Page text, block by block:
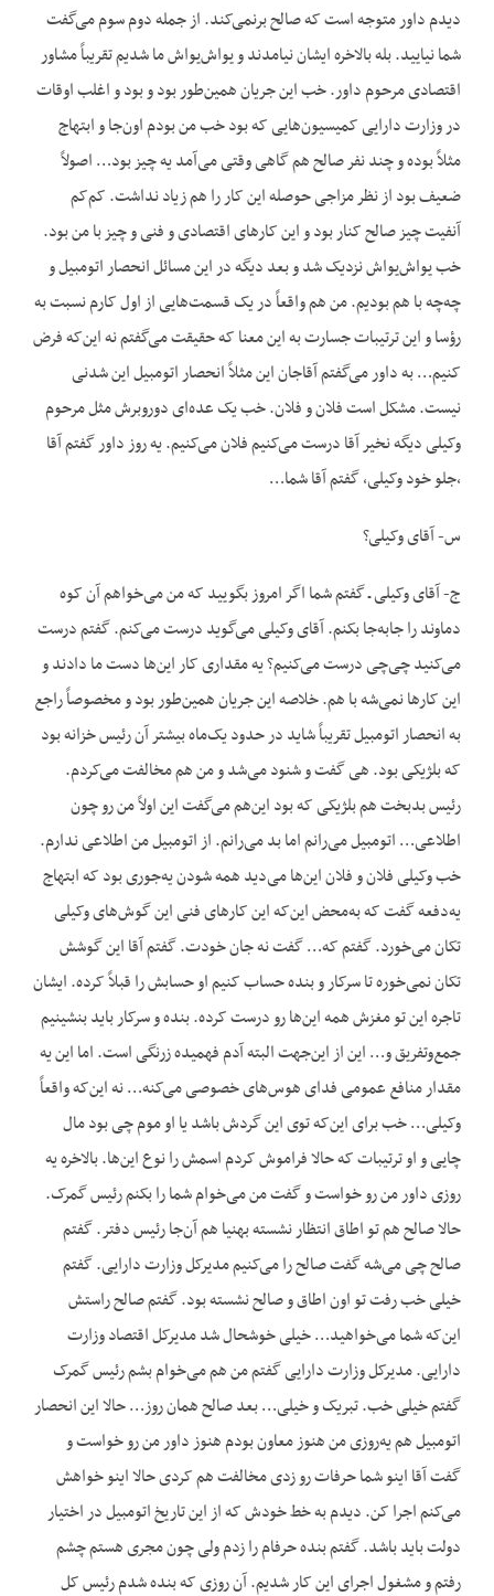
دیدم داور متوجه است که صالح برنمی‌کند. از جمله دوم سوم می‌گفت
شما نیایید. بله بالاخره ایشان نیامدند و یواش‌یواش ما شدیم تقریباً مشاور
اقتصادی مرحوم داور. خب این جریان همین‌طور بود و بود و اغلب اوقات
در وزارت دارایی کمیسیون‌هایی که بود خب من بودم اون‌جا و ابتهاج
مثلاً بوده و چند نفر صالح هم گاهی وقتی می‌آمد یه چیز بود… اصولاً
ضعیف بود از نظر مزاجی حوصله این کار را هم زیاد نداشت. کم‌کم
آنفیت چیز صالح کنار بود و این کارهای اقتصادی و فنی و چیز با من بود.
خب یواش‌یواش نزدیک شد و بعد دیگه در این مسائل انحصار اتومبیل و
چه‌چه با هم بودیم. من هم واقعاً در یک قسمت‌هایی از اول کارم نسبت به
رؤسا و این ترتیبات جسارت به این معنا که حقیقت می‌گفتم نه این‌که فرض
کنیم… به داور می‌گفتم آقاجان این مثلاً انحصار اتومبیل این شدنی
نیست. مشکل است فلان و فلان. خب یک عده‌ای دوروبرش مثل مرحوم
وکیلی دیگه نخیر آقا درست می‌کنیم فلان می‌کنیم. یه روز داور گفتم آقا
،جلو خود وکیلی، گفتم آقا شما…
س- آقای وکیلی؟
ج- آقای وکیلی ـ گفتم شما اگر امروز بگویید که من می‌خواهم آن‌ کوه
دماوند را جابه‌جا بکنم. آقای وکیلی می‌گوید درست می‌کنم. گفتم درست
می‌کنید چی‌چی درست می‌کنیم؟ یه مقداری کار این‌ها دست ما دادند و
این کارها نمی‌شه با هم. خلاصه این جریان همین‌طور بود و مخصوصاً راجع
به انحصار اتومبیل تقریباً شاید در حدود یک‌ماه بیشتر آن رئیس خزانه بود
که بلژیکی بود. هی گفت و شنود می‌شد و من هم مخالفت می‌کردم.
رئیس بدبخت هم بلژیکی که بود این‌هم می‌گفت این اولاً من رو چون
اطلاعی… اتومبیل می‌رانم اما بد می‌رانم. از اتومبیل من اطلاعی ندارم.
خب وکیلی فلان و فلان این‌ها می‌دید همه شودن یه‌جوری بود که ابتهاج
یه‌دفعه گفت که به‌محض این‌که این کارهای فنی این گوش‌های وکیلی
تکان می‌خورد. گفتم که… گفت نه جان خودت. گفتم آقا این گوشش
تکان نمی‌خوره تا سرکار و بنده حساب کنیم او حسابش را قبلاً کرده. ایشان
تاجره این تو مغزش همه این‌ها رو درست کرده. بنده و سرکار باید بنشینیم
جمع‌وتفریق و… این از این‌جهت البته آدم فهمیده زرنگی است. اما این یه
مقدار منافع عمومی فدای هوس‌های خصوصی می‌کنه… نه این‌که واقعاً
وکیلی… خب برای این‌که توی این گردش باشد یا او موم چی بود مال
چایی و او ترتیبات که حالا فراموش کردم اسمش را نوع این‌ها. بالاخره یه
روزی داور من رو خواست و گفت من می‌خوام شما را بکنم رئیس گمرک.
حالا صالح هم تو اطاق انتظار نشسته بهنیا هم آن‌جا رئیس دفتر. گفتم
صالح چی می‌شه گفت صالح را می‌کنیم مدیرکل وزارت دارایی. گفتم
خیلی خب رفت تو اون اطاق و صالح نشسته بود. گفتم صالح راستش
این‌که شما می‌خواهید… خیلی خوشحال شد مدیرکل اقتصاد وزارت
دارایی. مدیرکل وزارت دارایی گفتم من هم می‌خوام بشم رئیس گمرک
گفتم خیلی خب. تبریک و خیلی… بعد صالح همان روز… حالا این انحصار
اتومبیل هم یه‌روزی من هنوز معاون بودم هنوز داور من رو خواست و
گفت آقا اینو شما حرفات رو زدی مخالفت هم کردی حالا اینو خواهش
می‌کنم اجرا کن. دیدم به خط خودش که از این تاریخ اتومبیل در اختیار
دولت باید باشد. گفتم بنده حرفام را زدم ولی چون مجری هستم چشم
رفتم و مشغول اجرای این کار شدیم. آن روزی که بنده شدم رئیس کل